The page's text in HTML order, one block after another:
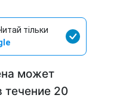
тільки
может
течение 20